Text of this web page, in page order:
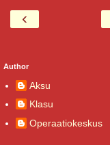
‹
Author
Aksu
Klasu
Operaatiokeskus